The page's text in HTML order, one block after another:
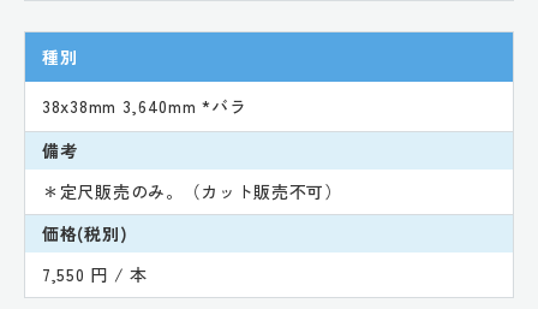
種別
38x38mm 3,640mm *バラ
備考
＊定尺販売のみ。（カット販売不可）
価格(税別)
7,550 円 / 本